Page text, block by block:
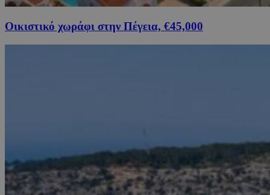
Οικιστικό χωράφι στην Πέγεια, €45,000